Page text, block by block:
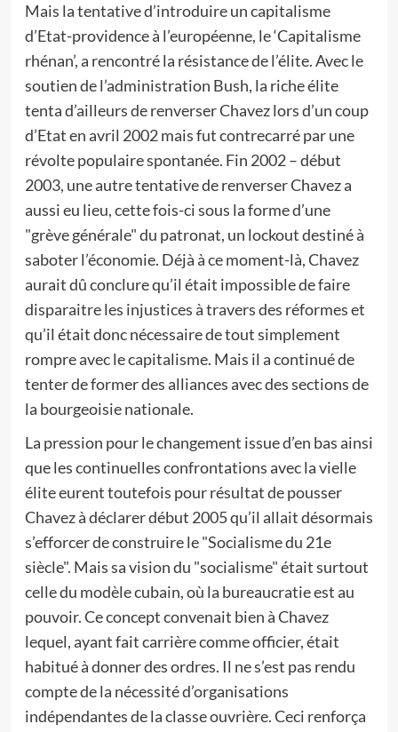
Mais la tentative d’introduire un capitalisme
d’Etat-providence à l’européenne, le ‘Capitalisme
rhénan’, a rencontré la résistance de l’élite. Avec le
soutien de l’administration Bush, la riche élite
tenta d’ailleurs de renverser Chavez lors d’un coup
d’Etat en avril 2002 mais fut contrecarré par une
révolte populaire spontanée. Fin 2002 – début
2003, une autre tentative de renverser Chavez a
aussi eu lieu, cette fois-ci sous la forme d’une
"grève générale" du patronat, un lockout destiné à
saboter l’économie. Déjà à ce moment-là, Chavez
aurait dû conclure qu’il était impossible de faire
disparaitre les injustices à travers des réformes et
qu’il était donc nécessaire de tout simplement
rompre avec le capitalisme. Mais il a continué de
tenter de former des alliances avec des sections de
la bourgeoisie nationale.
La pression pour le changement issue d’en bas ainsi
que les continuelles confrontations avec la vielle
élite eurent toutefois pour résultat de pousser
Chavez à déclarer début 2005 qu’il allait désormais
s’efforcer de construire le "Socialisme du 21e
siècle". Mais sa vision du "socialisme" était surtout
celle du modèle cubain, où la bureaucratie est au
pouvoir. Ce concept convenait bien à Chavez
lequel, ayant fait carrière comme officier, était
habitué à donner des ordres. Il ne s’est pas rendu
compte de la nécessité d’organisations
indépendantes de la classe ouvrière. Ceci renforça